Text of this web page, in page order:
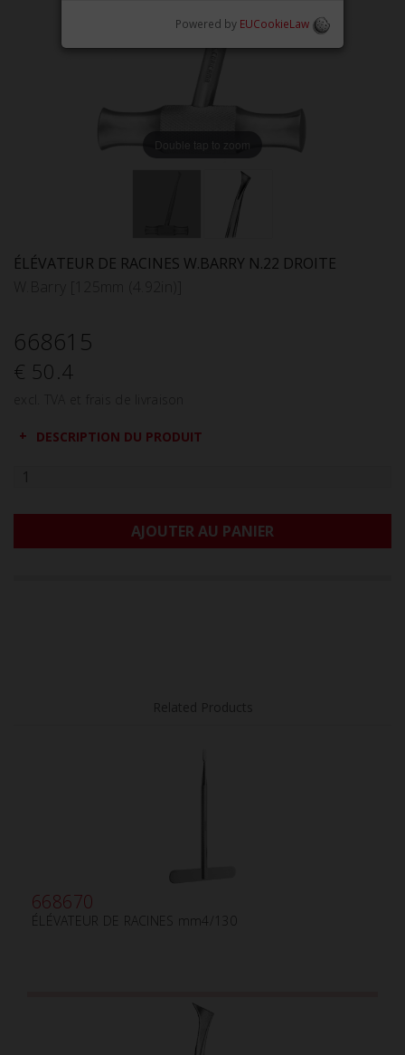
Double tap to zoom
ÉLÉVATEUR DE RACINES W.BARRY N.22 DROITE
668615
€ 50.4
DESCRIPTION DU PRODUIT
AJOUTER AU PANIER
668670
ÉLÉVATEUR DE RACINES mm4/130
Powered by EUCookieLaw